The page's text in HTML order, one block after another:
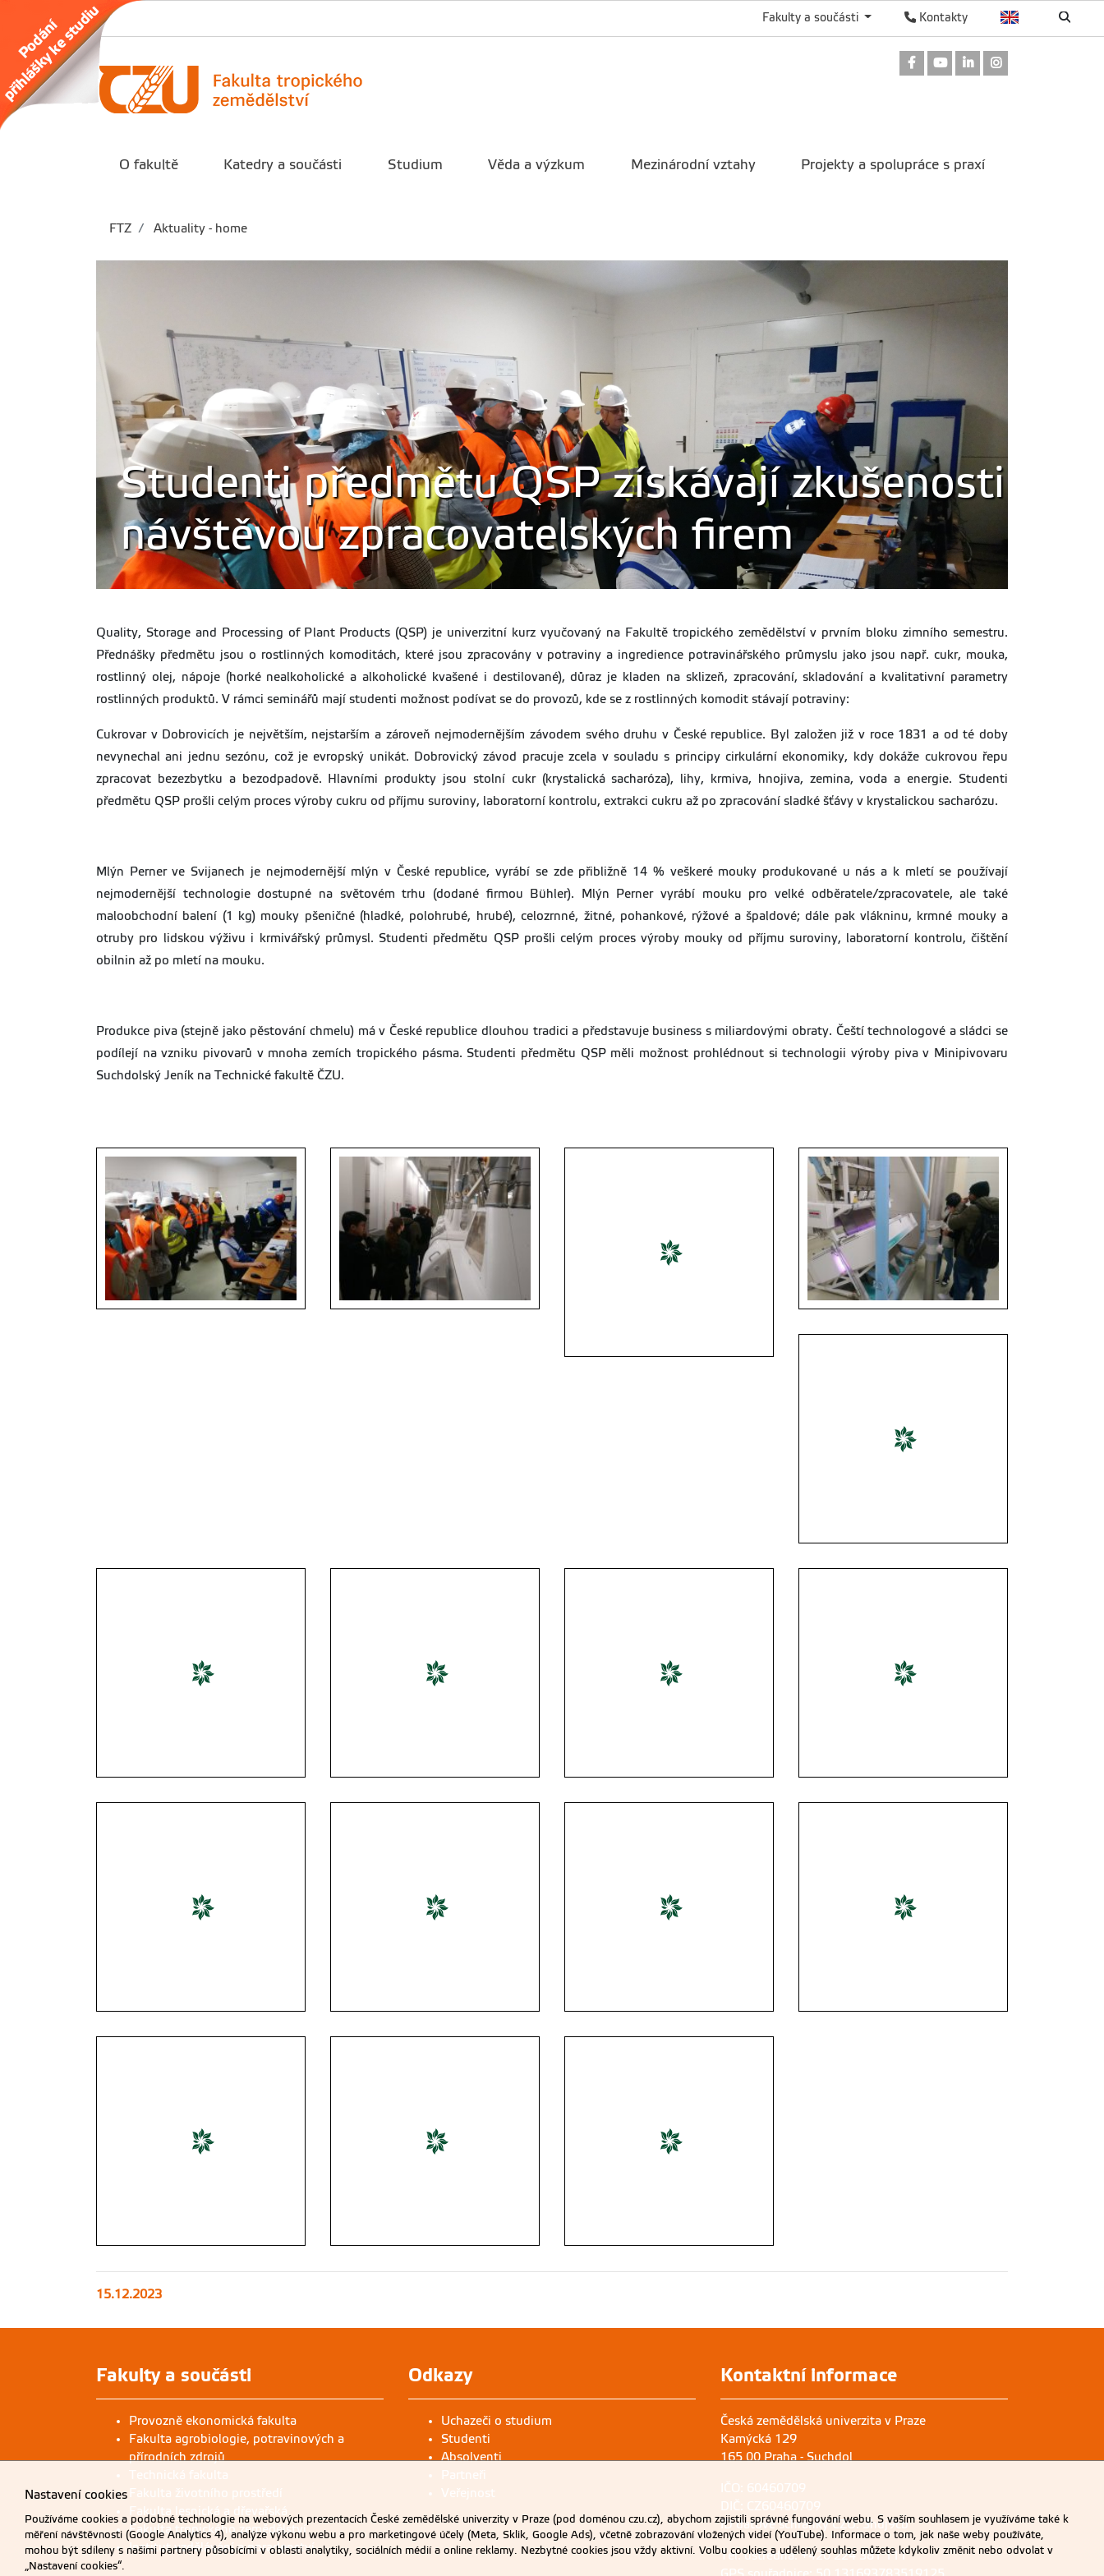
Kontakty
Fakulty a součásti
Odkaz na Facebook
Odkaz na Youtube
Odkaz na LinkedIn
O fakultě Katedry a součásti Studium Věda a výzkum Mezinárodní vztahy Projekty a spolupráce s praxí
FTZ Aktuality - home
Studenti předmětu QSP získávají zkušenosti
návštěvou zpracovatelských firem
Quality, Storage and Processing of Plant Products (QSP) je univerzitní kurz vyučovaný na Fakultě tropického zemědělství v prvním bloku zimního semestru.
Přednášky předmětu jsou o rostlinných komoditách, které jsou zpracovány v potraviny a ingredience potravinářského průmyslu jako jsou např. cukr, mouka,
rostlinný olej, nápoje (horké nealkoholické a alkoholické kvašené i destilované), důraz je kladen na sklizeň, zpracování, skladování a kvalitativní parametry
rostlinných produktů. V rámci seminářů mají studenti možnost podívat se do provozů, kde se z rostlinných komodit stávají potraviny:
Cukrovar v Dobrovicích je největším, nejstarším a zároveň nejmodernějším závodem svého druhu v České republice. Byl založen již v roce 1831 a od té doby
nevynechal ani jednu sezónu, což je evropský unikát. Dobrovický závod pracuje zcela v souladu s principy cirkulární ekonomiky, kdy dokáže cukrovou řepu
zpracovat bezezbytku a bezodpadově. Hlavními produkty jsou stolní cukr (krystalická sacharóza), lihy, krmiva, hnojiva, zemina, voda a energie. Studenti
předmětu QSP prošli celým proces výroby cukru od příjmu suroviny, laboratorní kontrolu, extrakci cukru až po zpracování sladké šťávy v krystalickou sacharózu.
Mlýn Perner ve Svijanech je nejmodernější mlýn v České republice, vyrábí se zde přibližně 14 % veškeré mouky produkované u nás a k mletí se používají
nejmodernější technologie dostupné na světovém trhu (dodané firmou Bühler). Mlýn Perner vyrábí mouku pro velké odběratele/zpracovatele, ale také
maloobchodní balení (1 kg) mouky pšeničné (hladké, polohrubé, hrubé), celozrnné, žitné, pohankové, rýžové a špaldové; dále pak vlákninu, krmné mouky a
otruby pro lidskou výživu i krmivářský průmysl. Studenti předmětu QSP prošli celým proces výroby mouky od příjmu suroviny, laboratorní kontrolu, čištění
obilnin až po mletí na mouku.
Produkce piva (stejně jako pěstování chmelu) má v České republice dlouhou tradici a představuje business s miliardovými obraty. Čeští technologové a sládci se
podílejí na vzniku pivovarů v mnoha zemích tropického pásma. Studenti předmětu QSP měli možnost prohlédnout si technologii výroby piva v Minipivovaru
Suchdolský Jeník na Technické fakultě ČZU.
15.12.2023
Fakulty a součásti Kontaktní informace
Nastavení cookies
Používáme cookies a podobné technologie na webových prezentacích České zemědělské univerzity v Praze (pod doménou czu.cz), abychom zajistili správné fungování webu. S vaším souhlasem je využíváme také k
měření návštěvnosti (Google Analytics 4), analýze výkonu webu a pro marketingové účely (Meta, Sklik, Google Ads), včetně zobrazování vložených videí (YouTube). Informace o tom, jak naše weby používáte,
mohou být sdíleny s našimi partnery působícími v oblasti analytiky, sociálních médií a online reklamy. Nezbytné cookies jsou vždy aktivní. Volbu cookies a udělený souhlas můžete kdykoliv změnit nebo odvolat v
„Nastavení cookies“.